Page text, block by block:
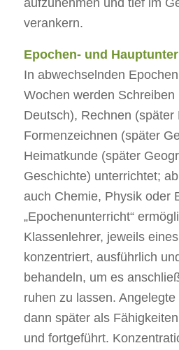
aufzunehmen und tief im
verankern.
Epochen- und
In abwechselnden
Wochen werden
Deutsch), Rechnen (später
Formenzeichnen (später
Heimatkunde (später
Geschichte) unterrichtet;
auch Chemie, Physik oder
„Epochenunterricht“
Klassenlehrer, jeweils
konzentriert, ausführlich
behandeln, um es
ruhen zu lassen.
dann später als
und fortgeführt.